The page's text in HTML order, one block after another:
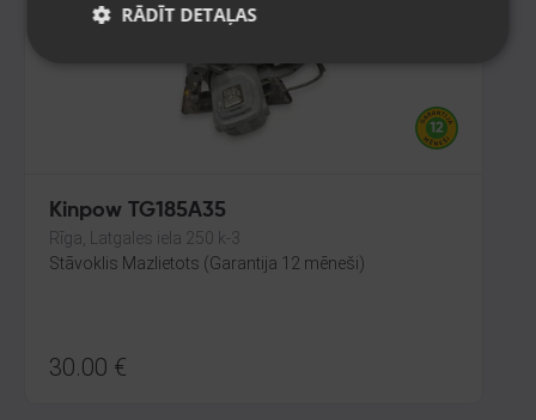
Kinpow TG185A35
Rīga, Latgales iela 250 k-3
Stāvoklis Mazlietots (Garantija 12 mēneši)
30.00 €
RĀDĪT DETAĻAS